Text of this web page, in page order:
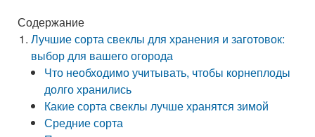
Содержание
Лучшие сорта свеклы для хранения и заготовок:
выбор для вашего огорода
Что необходимо учитывать, чтобы корнеплоды
долго хранились
Какие сорта свеклы лучше хранятся зимой
Средние сорта